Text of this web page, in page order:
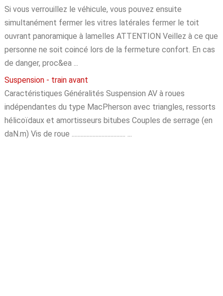
Si vous verrouillez le véhicule, vous pouvez ensuite
simultanément fermer les vitres latérales fermer le toit
ouvrant panoramique à lamelles ATTENTION Veillez à ce que
personne ne soit coincé lors de la fermeture confort. En cas
de danger, proc&ea ...
Suspension - train avant
Caractéristiques Généralités Suspension AV à roues
indépendantes du type MacPherson avec triangles, ressorts
hélicoïdaux et amortisseurs bitubes Couples de serrage (en
daN.m) Vis de roue .................................... ...